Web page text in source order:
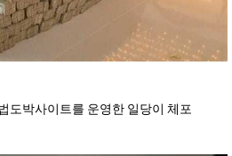
도박사이트를 운영한 일당이 체포